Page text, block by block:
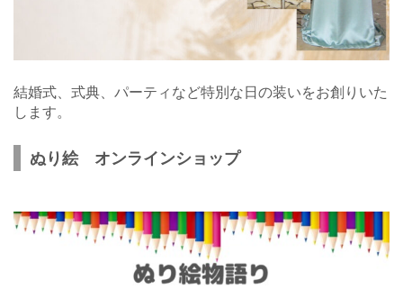
結婚式、式典、パーティなど特別な日の装いをお創りいた
します。
ぬり絵 オンラインショップ